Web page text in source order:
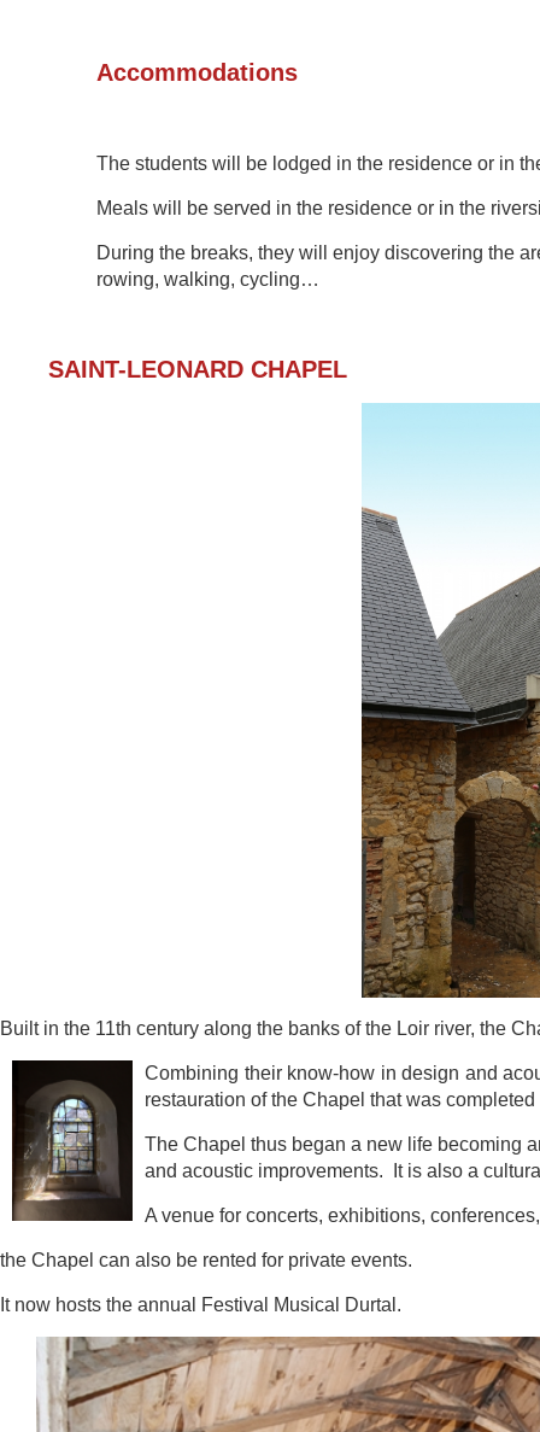
Accommodations
The students will be lodged in the residence or in
Meals will be served in the residence or in the
During the breaks, they will enjoy discovering the
rowing, walking, cycling…
SAINT-LEONARD CHAPEL
Built in the 11th century along the banks of the Loir river, the
Combining their know-how in design and
restauration of the Chapel that was completed
The Chapel thus began a new life becoming
and acoustic improvements. It is also a
A venue for concerts, exhibitions,
the Chapel can also be rented for private events.
It now hosts the annual Festival Musical Durtal.